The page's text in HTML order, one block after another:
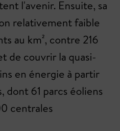
l'avenir. Ensuite, sa
relativement faible
au km², contre 216
de couvrir la quasi-
en énergie à partir
dont 61 parcs éoliens
centrales